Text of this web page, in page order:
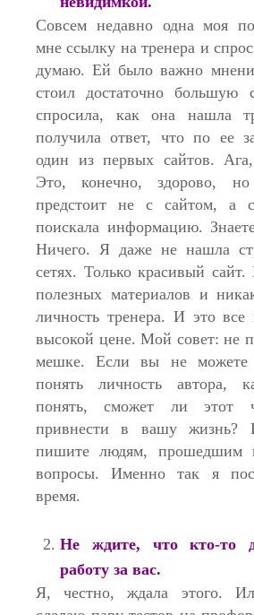
Совсем недавно одна моя
мне ссылку на тренера и
думаю. Ей было важно
стоил достаточно большую
спросила, как она нашла
получила ответ, что по ее
один из первых сайтов.
Это, конечно, здорово,
предстоит не с сайтом, а
поискала информацию.
Ничего. Я даже не нашла
сетях. Только красивый
полезных материалов и
личность тренера. И это все
высокой цене. Мой совет: не
мешке. Если вы не можете
понять личность автора,
понять, сможет ли этот
привнести в вашу жизнь?
пишите людям, прошедшим
вопросы. Именно так я
время.
Не ждите, что кто-то
работу за вас.
Я, честно, ждала этого.